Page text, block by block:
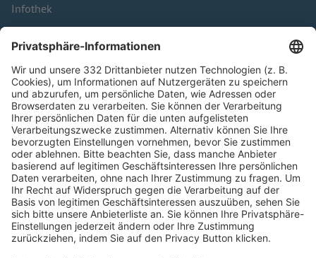
Infothek
Kontakt
HÄUFIG BESUCHTE SEITEN
Pässe und Vereinswechsel
Trainerausbildung
Schulungsangebot Vereinsmitarbeiter
BFV-Geschäftsstellen
Trainerbörse
Login SpielPlus
FOLGE DEM BFV